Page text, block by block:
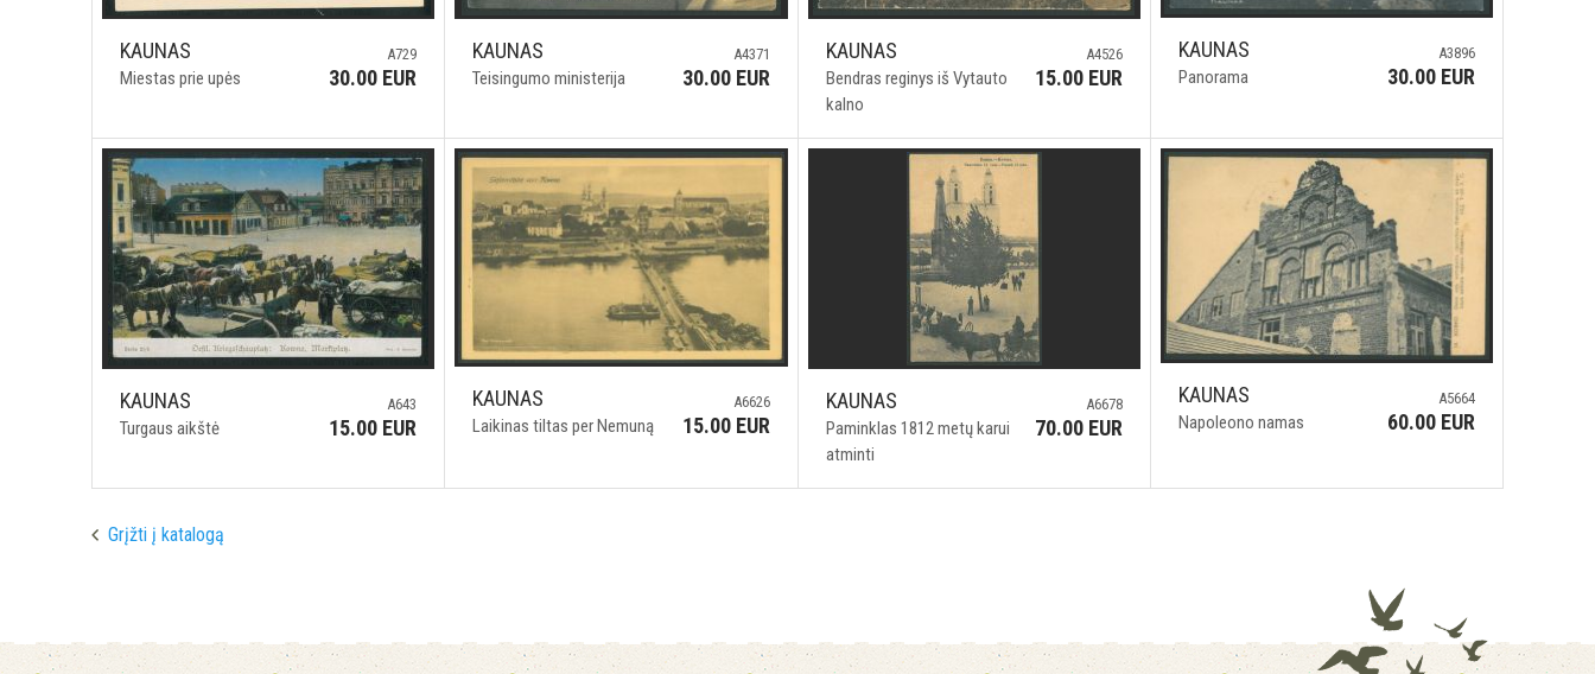
KAUNAS
Miestas prie upės
A729
30.00 EUR
KAUNAS
Teisingumo ministerija
A4371
30.00 EUR
KAUNAS
Bendras reginys iš Vytauto
kalno
A4526
15.00 EUR
KAUNAS
Panorama
A3896
30.00 EUR
KAUNAS
Turgaus aikštė
A643
15.00 EUR
KAUNAS
Laikinas tiltas per Nemuną
A6626
15.00 EUR
KAUNAS
Paminklas 1812 metų karui
atminti
A6678
70.00 EUR
KAUNAS
Napoleono namas
A5664
60.00 EUR
Grįžti į katalogą